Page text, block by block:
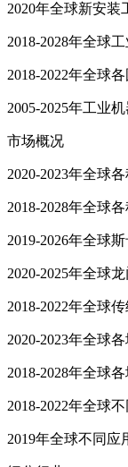
2020年全球新安装
2018-2028年全球
2018-2022年全球
2005-2025年工业
市场概况
2020-2023年全球
2018-2028年全球
2019-2026年全球
2020-2025年全球
2018-2022年全球
2020-2023年全球
2018-2028年全球
2018-2022年全球
2019年全球不同